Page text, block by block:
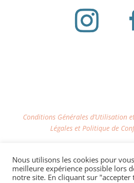
Conditions Générales d’Utilisation
Légales et Politique de
100€ d'achat sur
Nous utilisons les cookies pour
meilleure expérience possible lors
notre site. En cliquant sur "accepter